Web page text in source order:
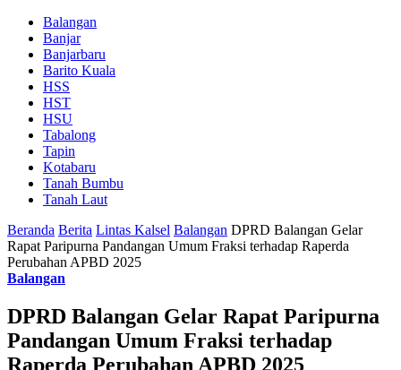
Balangan
Banjar
Banjarbaru
Barito Kuala
HSS
HST
HSU
Tabalong
Tapin
Kotabaru
Tanah Bumbu
Tanah Laut
Beranda Berita Lintas Kalsel Balangan DPRD Balangan Gelar
Rapat Paripurna Pandangan Umum Fraksi terhadap Raperda
Perubahan APBD 2025
Balangan
DPRD Balangan Gelar Rapat Paripurna
Pandangan Umum Fraksi terhadap
Raperda Perubahan APBD 2025